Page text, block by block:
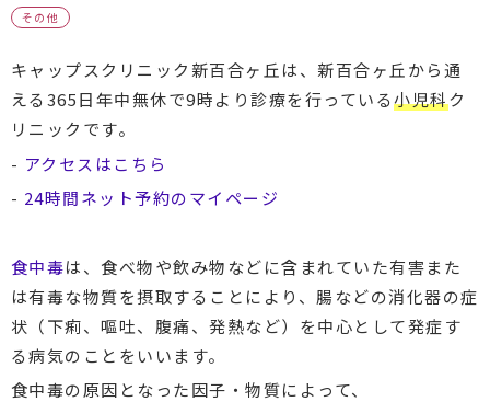
その他
キャップスクリニック新百合ヶ丘は、新百合ヶ丘から通
える365日年中無休で9時より診療を行っている小児科ク
リニックです。
- アクセスはこちら
- 24時間ネット予約のマイページ
食中毒は、食べ物や飲み物などに含まれていた有害また
は有毒な物質を摂取することにより、腸などの消化器の症
状（下痢、嘔吐、腹痛、発熱など）を中心として発症す
る病気のことをいいます。
食中毒の原因となった因子・物質によって、